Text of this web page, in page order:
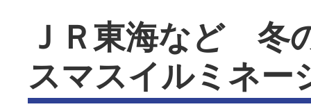
ＪＲ東海など 冬
スマスイルミネ